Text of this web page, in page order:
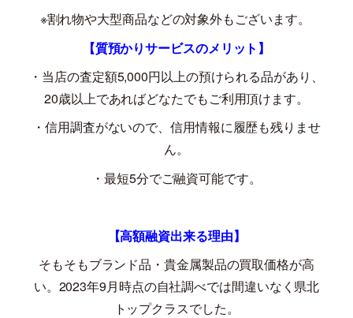
※割れ物や大型商品などの対象外もございます。
【質預かりサービスのメリット】
・当店の査定額5,000円以上の預けられる品があり、
20歳以上であればどなたでもご利用頂けます。
・信用調査がないので、信用情報に履歴も残りませ
ん。
・最短5分でご融資可能です。
【高額融資出来る理由】
そもそもブランド品・貴金属製品の買取価格が高
い。 2023年9月時点の自社調べでは間違いなく県北
トップクラスでした。